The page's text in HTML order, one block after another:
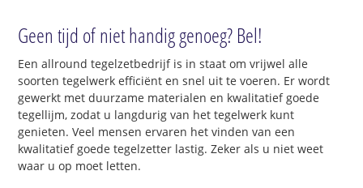
Geen tijd of niet handig genoeg? Bel!
Een allround tegelzetbedrijf is in staat om vrijwel alle
soorten tegelwerk efficiënt en snel uit te voeren. Er wordt
gewerkt met duurzame materialen en kwalitatief goede
tegellijm, zodat u langdurig van het tegelwerk kunt
genieten. Veel mensen ervaren het vinden van een
kwalitatief goede tegelzetter lastig. Zeker als u niet weet
waar u op moet letten.